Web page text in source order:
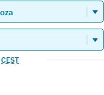
CEST